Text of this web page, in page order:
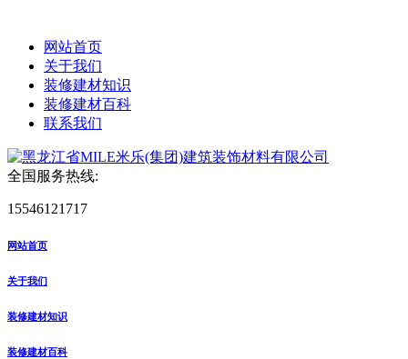
网站首页
关于我们
装修建材知识
装修建材百科
联系我们
全国服务热线:
15546121717
网站首页
关于我们
装修建材知识
装修建材百科